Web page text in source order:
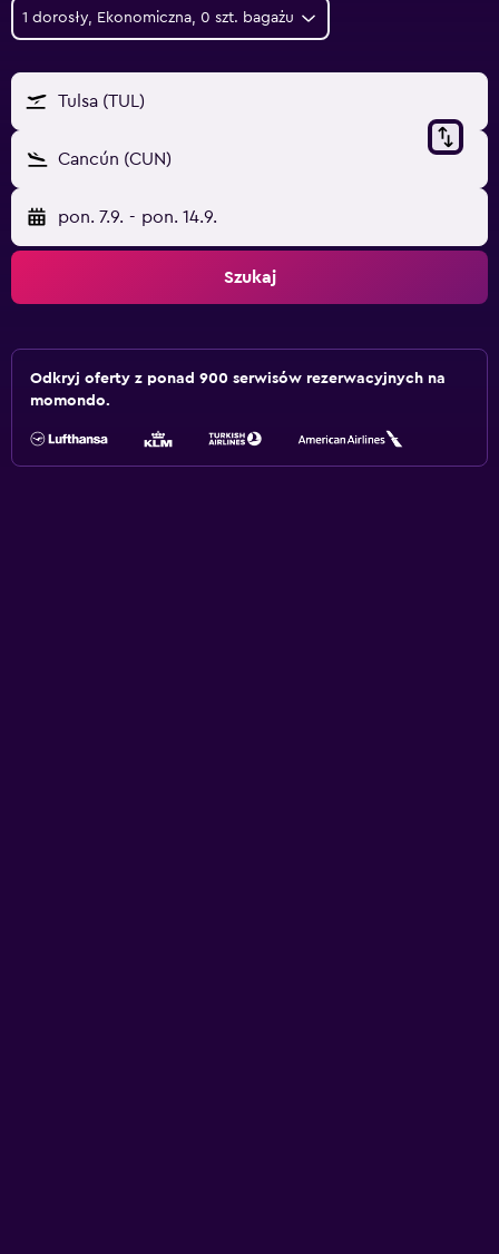
1 dorosły, Ekonomiczna, 0 szt. bagażu
Tulsa (TUL)
Cancún (CUN)
pon. 7.9. - pon. 14.9.
Szukaj
Odkryj oferty z ponad 900 serwisów rezerwacyjnych na
momondo.